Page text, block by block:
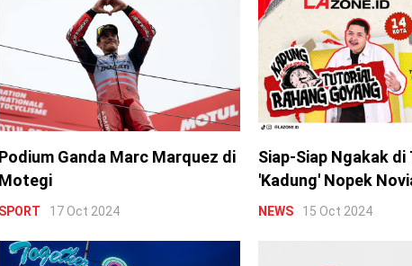
Podium Ganda Marc Marquez di
Motegi
SPORT 17 Oct 2024
Siap-Siap Ngakak di
'Kadung' Nopek
NEWS 15 Oct 2024